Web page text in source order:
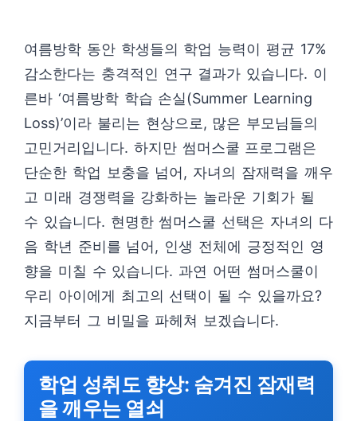
여름방학 동안 학생들의 학업 능력이 평균 17%
감소한다는 충격적인 연구 결과가 있습니다. 이
른바 ‘여름방학 학습 손실(Summer Learning
Loss)’이라 불리는 현상으로, 많은 부모님들의
고민거리입니다. 하지만 썸머스쿨 프로그램은
단순한 학업 보충을 넘어, 자녀의 잠재력을 깨우
고 미래 경쟁력을 강화하는 놀라운 기회가 될
수 있습니다. 현명한 썸머스쿨 선택은 자녀의 다
음 학년 준비를 넘어, 인생 전체에 긍정적인 영
향을 미칠 수 있습니다. 과연 어떤 썸머스쿨이
우리 아이에게 최고의 선택이 될 수 있을까요?
지금부터 그 비밀을 파헤쳐 보겠습니다.
학업 성취도 향상: 숨겨진 잠재력
을 깨우는 열쇠